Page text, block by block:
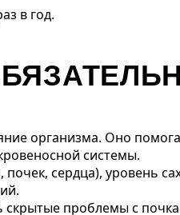
в год.
организма. Оно
системы.
сердца), уровень
проблемы с